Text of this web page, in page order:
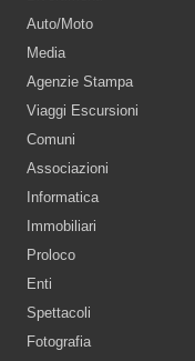
Auto/Moto
Media
Agenzie Stampa
Viaggi Escursioni
Comuni
Associazioni
Informatica
Immobiliari
Proloco
Enti
Spettacoli
Fotografia